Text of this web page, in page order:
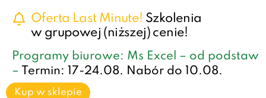
Oferta Last Minute! Szkolenia
w grupowej (niższej) cenie!
Programy biurowe: Ms Excel – od podstaw
– Termin: 17-24.08. Nabór do 10.08.
Kup w sklepie